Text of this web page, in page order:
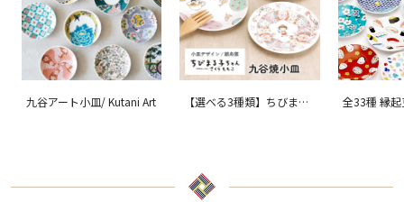
九谷アート小皿/ Kutani Art
【選べる3種類】ちびまる
全33種 縁